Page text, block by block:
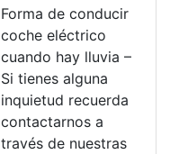
Forma de conducir
coche eléctrico
cuando hay lluvia –
Si tienes alguna
inquietud recuerda
contactarnos a
través de nuestras